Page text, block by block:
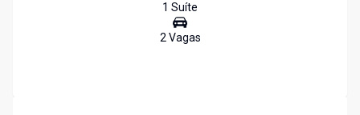
1 Suíte
2Vagas